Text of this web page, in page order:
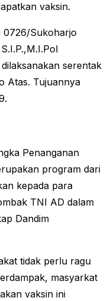
vaksin.
0726/Sukoharjo
serentak
Atas. Tujuannya
Penanganan
program dari
kepada para
TNI AD dalam
Dandim
tidak perlu ragu
masyarkat
vaksin ini